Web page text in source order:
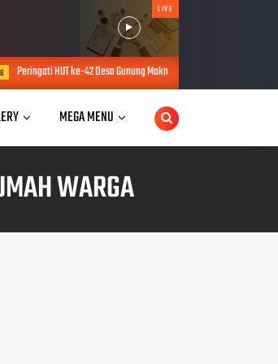
LIVE
HUT ke-42 Desa Gunung Makmur, Bhabinkamtibmas Hadiri Acara
MEGA MENU
WARGA